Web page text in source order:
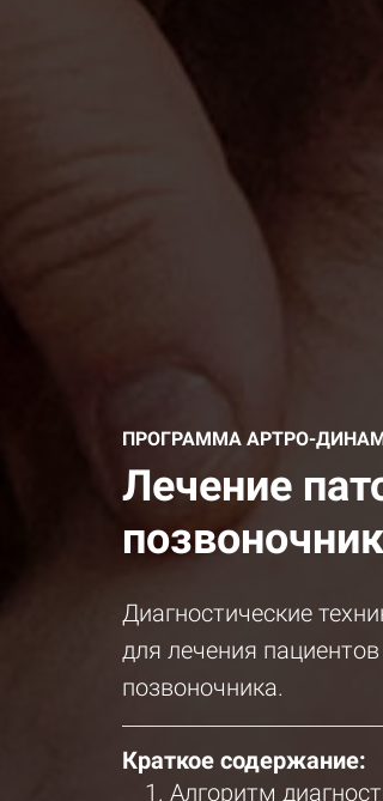
ПРОГРАММА АРТРО-
Лечение
Диагностические
для лечения
позвоночника.
Краткое содержание:
Алгоритм